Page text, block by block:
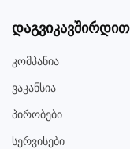
Დაგვიკავშირდით
Კომპანია
Ვაკანსია
Პირობები
Სერვისები